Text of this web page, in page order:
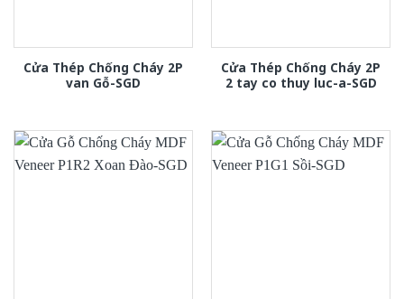
Cửa Thép Chống Cháy 2P
van Gỗ-SGD
Cửa Thép Chống Cháy 2P
2 tay co thuy luc-a-SGD